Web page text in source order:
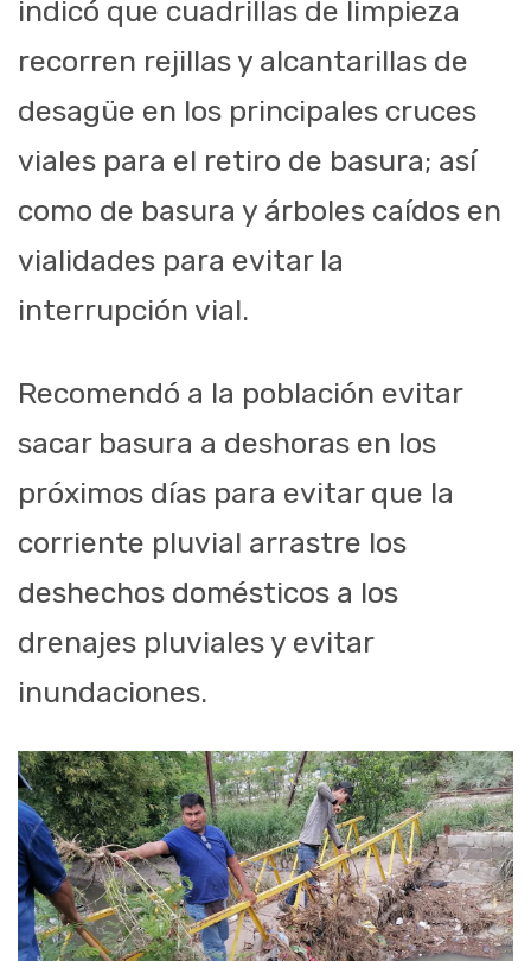
indicó que cuadrillas de limpieza
recorren rejillas y alcantarillas de
desagüe en los principales cruces
viales para el retiro de basura; así
como de basura y árboles caídos en
vialidades para evitar la
interrupción vial.
Recomendó a la población evitar
sacar basura a deshoras en los
próximos días para evitar que la
corriente pluvial arrastre los
deshechos domésticos a los
drenajes pluviales y evitar
inundaciones.